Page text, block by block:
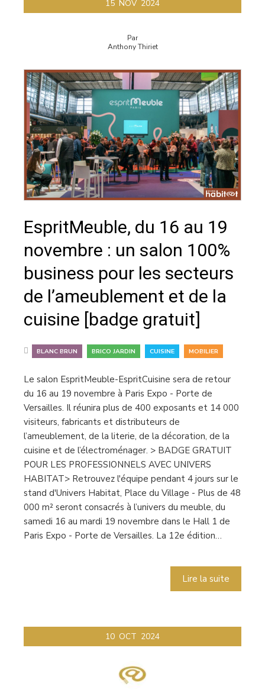
15 NOV 2024
Par
Anthony Thiriet
EspritMeuble, du 16 au 19
novembre : un salon 100%
business pour les secteurs
de l’ameublement et de la
cuisine [badge gratuit]
BLANC BRUN BRICO JARDIN CUISINE MOBILIER
Le salon EspritMeuble-EspritCuisine sera de retour
du 16 au 19 novembre à Paris Expo - Porte de
Versailles. Il réunira plus de 400 exposants et 14 000
visiteurs, fabricants et distributeurs de
l’ameublement, de la literie, de la décoration, de la
cuisine et de l’électroménager. > BADGE GRATUIT
POUR LES PROFESSIONNELS AVEC UNIVERS
HABITAT> Retrouvez l'équipe pendant 4 jours sur le
stand d'Univers Habitat, Place du Village - Plus de 48
000 m² seront consacrés à l’univers du meuble, du
samedi 16 au mardi 19 novembre dans le Hall 1 de
Paris Expo - Porte de Versailles. La 12e édition…
Lire la suite
10 OCT 2024